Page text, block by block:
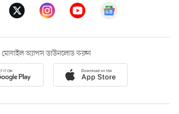
মোবাইল অ্যাপস ডাউনলোড করুন